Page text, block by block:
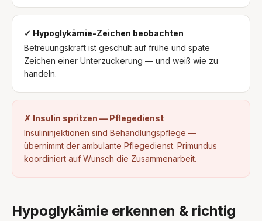
✓ Hypoglykämie-Zeichen beobachten
Betreuungskraft ist geschult auf frühe und späte
Zeichen einer Unterzuckerung — und weiß wie zu
handeln.
✗ Insulin spritzen — Pflegedienst
Insulininjektionen sind Behandlungspflege —
übernimmt der ambulante Pflegedienst. Primundus
koordiniert auf Wunsch die Zusammenarbeit.
Hypoglykämie erkennen & richtig